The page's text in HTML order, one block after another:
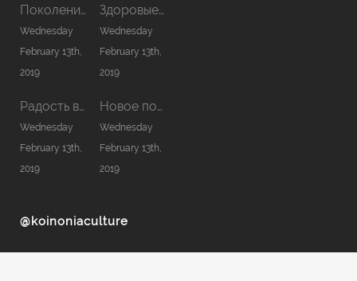
Поколение нового сезона
Wednesday
February 13th,
2019
Здоровые отношения с Богом
Wednesday
February 13th,
2019
Радость в Господе — сила моя
Wednesday
February 13th,
2019
Новое помазание
Wednesday
February 13th,
2019
@koinoniaculture